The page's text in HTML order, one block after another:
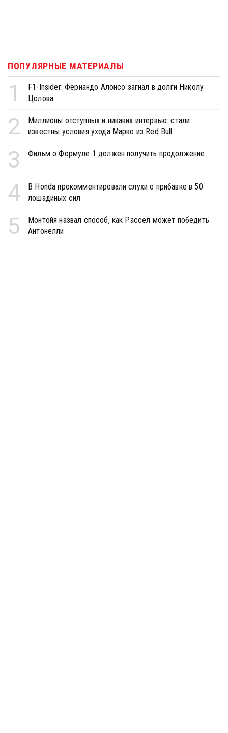
ПОПУЛЯРНЫЕ МАТЕРИАЛЫ
1
F1-Insider: Фернандо Алонсо загнал в долги Николу
Цолова
2
Миллионы отступных и никаких интервью: стали
известны условия ухода Марко из Red Bull
3 Фильм о Формуле 1 должен получить продолжение
4
В Honda прокомментировали слухи о прибавке в 50
лошадиных сил
5
Монтойя назвал способ, как Рассел может победить
Антонелли